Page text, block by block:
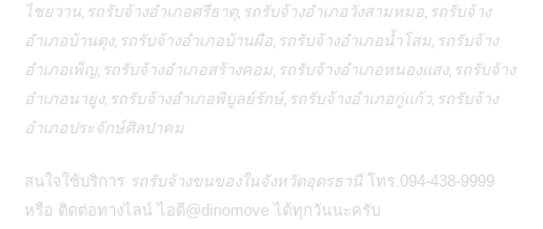
ไชยวาน,รถรับจ้างอำเภอศรีธาตุ,รถรับจ้างอำเภอวังสามหมอ,รถรับจ้าง
อำเภอบ้านดุง,รถรับจ้างอำเภอบ้านผือ,รถรับจ้างอำเภอน้ำโสม,รถรับจ้าง
อำเภอเพ็ญ,รถรับจ้างอำเภอสร้างคอม,รถรับจ้างอำเภอหนองแสง,รถรับจ้าง
อำเภอนายูง,รถรับจ้างอำเภอพิบูลย์รักษ์,รถรับจ้างอำเภอกู่แก้ว,รถรับจ้าง
อำเภอประจักษ์ศิลปาคม
สนใจใช้บริการ รถรับจ้างขนของในจังหวัดอุดรธานี โทร.094-438-9999
หรือ ติดต่อทางไลน์ ไอดี@dinomove ได้ทุกวันนะครับ